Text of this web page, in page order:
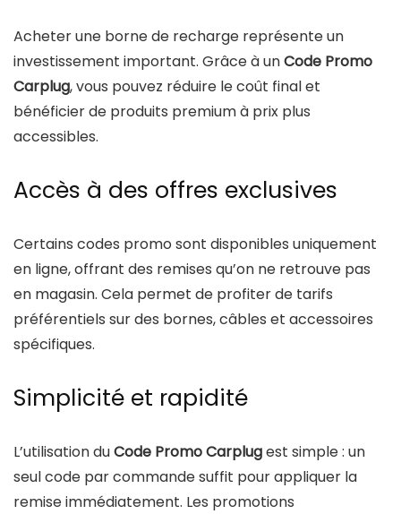
Acheter une borne de recharge représente un
investissement important. Grâce à unCode Promo
Carplug, vous pouvez réduire le coût final et
bénéficier de produits premium à prix plus
accessibles.
Accès à des offres exclusives
Certains codes promo sont disponibles uniquement
en ligne, offrant des remises qu’on ne retrouve pas
en magasin. Cela permet de profiter de tarifs
préférentiels sur des bornes, câbles et accessoires
spécifiques.
Simplicité et rapidité
L’utilisation duCode Promo Carplugest simple : un
seul code par commande suffit pour appliquer la
remise immédiatement. Les promotions